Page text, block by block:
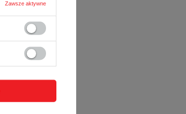
Zawsze aktywne